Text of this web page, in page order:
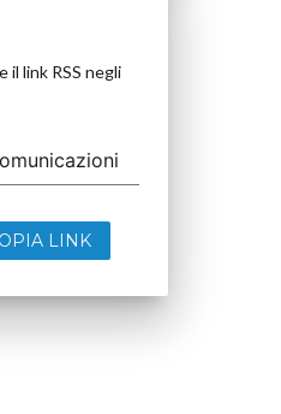
il link RSS negli
LINK